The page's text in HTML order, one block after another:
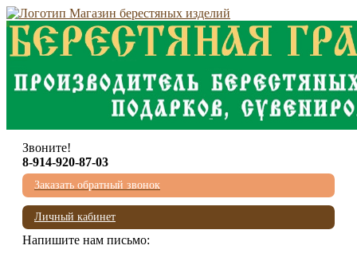
Звоните!
8-914-920-87-03
Заказать обратный звонок
Личный кабинет
Напишите нам письмо: